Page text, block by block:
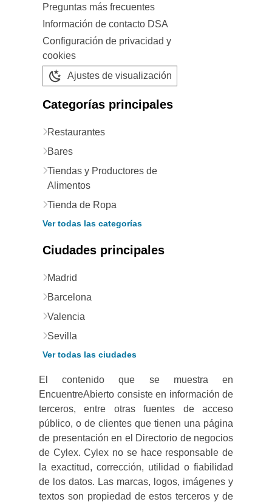
Preguntas más frecuentes
Información de contacto DSA
Configuración de privacidad y
cookies
Ajustes de visualización
Categorías principales
Restaurantes
Bares
Tiendas y Productores de
Alimentos
Tienda de Ropa
Ver todas las categorías
Ciudades principales
Madrid
Barcelona
Valencia
Sevilla
Ver todas las ciudades
El contenido que se muestra en
EncuentreAbierto consiste en información de
terceros, entre otras fuentes de acceso
público, o de clientes que tienen una página
de presentación en el Directorio de negocios
de Cylex. Cylex no se hace responsable de
la exactitud, corrección, utilidad o fiabilidad
de los datos. Las marcas, logos, imágenes y
textos son propiedad de estos terceros y de